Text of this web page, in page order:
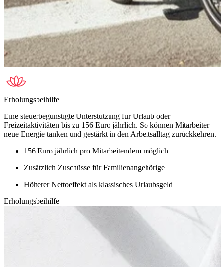
Erholungsbeihilfe
Eine steuerbegünstigte Unterstützung für Urlaub oder
Freizeitaktivitäten bis zu 156 Euro jährlich. So können Mitarbeiter
neue Energie tanken und gestärkt in den Arbeitsalltag zurückkehren.
156 Euro jährlich pro Mitarbeitendem möglich
Zusätzlich Zuschüsse für Familienangehörige
Höherer Nettoeffekt als klassisches Urlaubsgeld
Erholungsbeihilfe